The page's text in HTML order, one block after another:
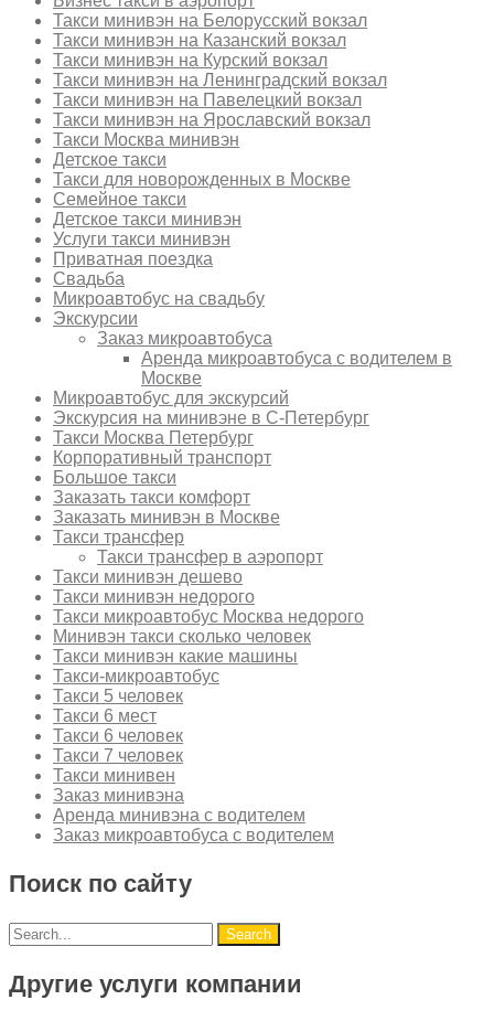
Такси минивэн на Белорусский вокзал
Такси минивэн на Казанский вокзал
Такси минивэн на Курский вокзал
Такси минивэн на Ленинградский вокзал
Такси минивэн на Павелецкий вокзал
Такси минивэн на Ярославский вокзал
Такси Москва минивэн
Детское такси
Такси для новорожденных в Москве
Семейное такси
Детское такси минивэн
Услуги такси минивэн
Приватная поездка
Свадьба
Микроавтобус на свадьбу
Экскурсии
Заказ микроавтобуса
Аренда микроавтобуса с водителем в
Москве
Микроавтобус для экскурсий
Экскурсия на минивэне в С-Петербург
Такси Москва Петербург
Корпоративный транспорт
Большое такси
Заказать такси комфорт
Заказать минивэн в Москве
Такси трансфер
Такси трансфер в аэропорт
Такси минивэн дешево
Такси минивэн недорого
Такси микроавтобус Москва недорого
Минивэн такси сколько человек
Такси минивэн какие машины
Такси-микроавтобус
Такси 5 человек
Такси 6 мест
Такси 6 человек
Такси 7 человек
Такси минивен
Заказ минивэна
Аренда минивэна с водителем
Заказ микроавтобуса с водителем
Поиск по сайту
Другие услуги компании